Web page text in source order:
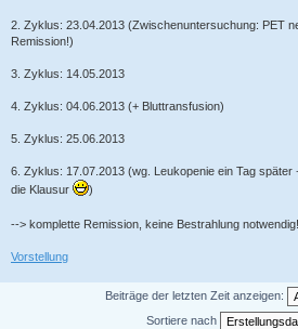
2. Zyklus: 23.04.2013 (Zwischenuntersuchung: PET
Remission!)
3. Zyklus: 14.05.2013
4. Zyklus: 04.06.2013 (+ Bluttransfusion)
5. Zyklus: 25.06.2013
6. Zyklus: 17.07.2013 (wg. Leukopenie ein Tag
die Klausur
)
--> komplette Remission, keine Bestrahlung notwendig!
Vorstellung
Beiträge der letzten Zeit anzeigen:
Sortiere nach